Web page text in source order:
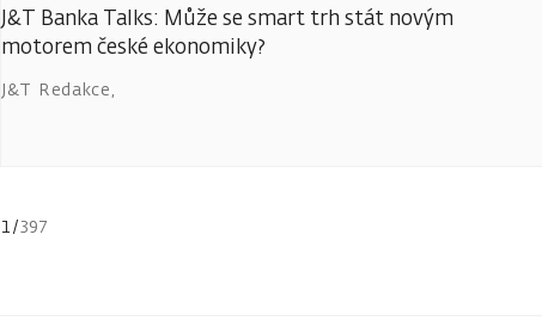
J&T Banka Talks: Může se smart trh stát novým
motorem české ekonomiky?
J&T Redakce,
1/397